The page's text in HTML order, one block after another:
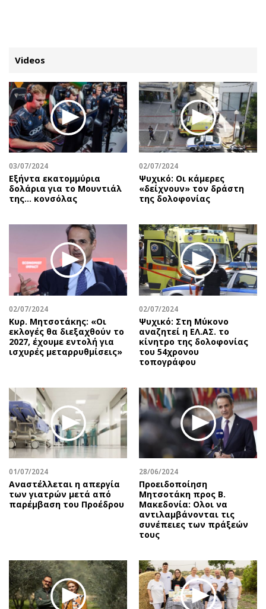
ΚΑΤΗΓΟΡΙΕΣ ΣΥΝΔΕΣΗ
Κύπρος
Παιδεία
Υγεία
Πολιτική
Βουλευτικές 2026
Προεδρικές 2023
Δημοσκοπήσεις
Διπλωματία
Αθλητισμός
Κύπρος
Ελλάδα
Διεθνή
Κληρώσεις Allwyn
Real Estate
Επιχειρήσεις
Αγορές
Money Review
AstroBank Properties
Trends
Ενέργεια
Κόσμος
Παράξενα
Πολιτισμός
Απόψεις
Αρθρογραφία
The Hill
Υγεία
Αγγελίες
Πωλούνται
Ζητούν εργασία
Θέσεις εργασίας
Geek
Νέα
Κινητά-tablets
Social
Αυτοκίνηση
Αφιερώματα
Οικονομία
Γενικά
Αναδρομές
Πρόσωπα
Περιβάλλον
Good Life
Γυναίκα
Showbiz
Ταξίδια
Έξοδος
Media
Εκπομπές
Videos
03/07/2024
Εξήντα εκατομμύρια
δολάρια για το Μουντιάλ
της... κονσόλας
02/07/2024
Ψυχικό: Οι κάμερες
«δείχνουν» τον δράστη
της δολοφονίας
02/07/2024
Κυρ. Μητσοτάκης: «Οι
εκλογές θα διεξαχθούν το
2027, έχουμε εντολή για
ισχυρές μεταρρυθμίσεις»
02/07/2024
Ψυχικό: Στη Μύκονο
αναζητεί η ΕΛ.ΑΣ. το
κίνητρο της δολοφονίας
του 54χρονου
τοπογράφου
01/07/2024
Αναστέλλεται η απεργία
των γιατρών μετά από
παρέμβαση του Προέδρου
28/06/2024
Προειδοποίηση
Μητσοτάκη προς Β.
Μακεδονία: Ολοι να
αντιλαμβάνονται τις
συνέπειες των πράξεών
τους